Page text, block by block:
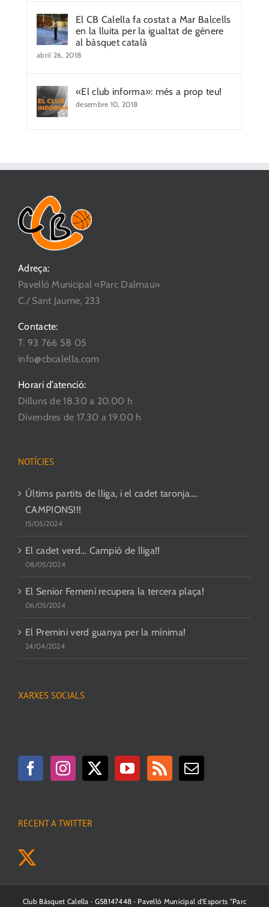
El CB Calella fa costat a Mar Balcells
en la lluita per la igualtat de gènere
al bàsquet català
abril 26, 2018
«El club informa»: més a prop teu!
desembre 10, 2018
Adreça:
Pavelló Municipal «Parc Dalmau»
C./ Sant Jaume, 233
Contacte:
T. 93 766 58 05
info@cbcalella.com
Horari d’atenció:
Dilluns de 18.30 a 20.00 h
Divendres de 17.30 a 19.00 h
NOTÍCIES
Últims partits de lliga, i el cadet taronja….
CAMPIONS!!!
15/05/2024
El cadet verd… Campió de lliga!!
08/05/2024
El Senior Femení recupera la tercera plaça!
06/05/2024
El Premini verd guanya per la mínima!
24/04/2024
XARXES SOCIALS
RECENT A TWITTER
Club Bàsquet Calella · G58147448 · Pavelló Municipal d'Esports "Parc